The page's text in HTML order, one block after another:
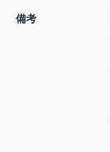
備考